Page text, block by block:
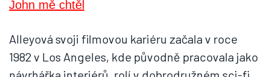
Alleyová svoji filmovou kariéru začala v roce
1982 v Los Angeles, kde původně pracovala jako